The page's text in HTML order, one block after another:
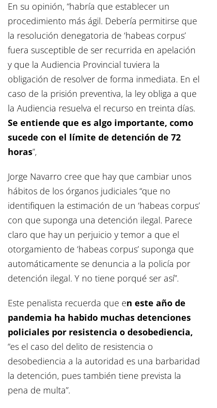
En su opinión, “habría que establecer un
procedimiento más ágil. Debería permitirse que
la resolución denegatoria de ‘habeas corpus’
fuera susceptible de ser recurrida en apelación
y que la Audiencia Provincial tuviera la
obligación de resolver de forma inmediata. En el
caso de la prisión preventiva, la ley obliga a que
la Audiencia resuelva el recurso en treinta días.
Se entiende que es algo importante, como
sucede con el límite de detención de 72
horas”,
Jorge Navarro cree que hay que cambiar unos
hábitos de los órganos judiciales “que no
identifiquen la estimación de un ‘habeas corpus’
con que suponga una detención ilegal. Parece
claro que hay un perjuicio y temor a que el
otorgamiento de ‘habeas corpus’ suponga que
automáticamente se denuncia a la policía por
detención ilegal. Y no tiene porqué ser así”.
Este penalista recuerda que en este año de
pandemia ha habido muchas detenciones
policiales por resistencia o desobediencia,
“es el caso del delito de resistencia o
desobediencia a la autoridad es una barbaridad
la detención, pues también tiene prevista la
pena de multa”.